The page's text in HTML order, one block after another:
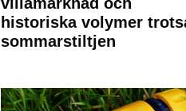
historiska volymer
sommarstiltjen